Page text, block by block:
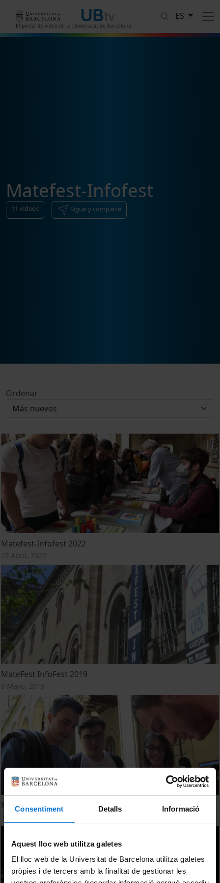
Consentiment Detalls Informació
Aquest lloc web utilitza galetes
El lloc web de la Universitat de Barcelona utilitza galetes
pròpies i de tercers amb la finalitat de gestionar les
El portal de vídeo de la Universitat de Barcelona
ES
Matefest-Infofest
11 vídeos Sigue y comparte
Ordenar
Matefest-Infofest 2022
27 Abril, 2022
MateFest InfoFest 2019
9 Mayo, 2019
Matefest Infofest 2018